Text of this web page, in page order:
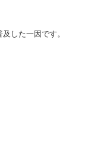
した一因です。